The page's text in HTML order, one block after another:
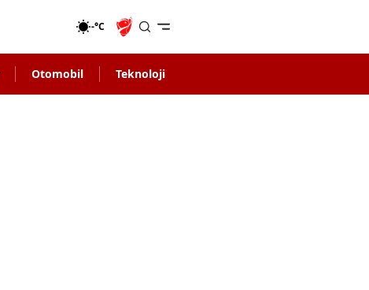
-°C
Otomobil Teknoloji